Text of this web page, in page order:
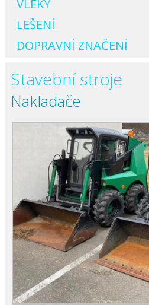
VLEKY
LEŠENÍ
DOPRAVNÍ ZNAČENÍ
Stavební stroje
Nakladače